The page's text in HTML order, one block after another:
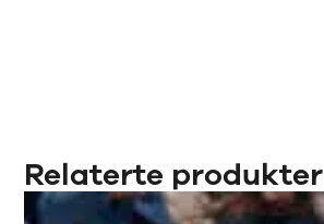
Relaterte produkter